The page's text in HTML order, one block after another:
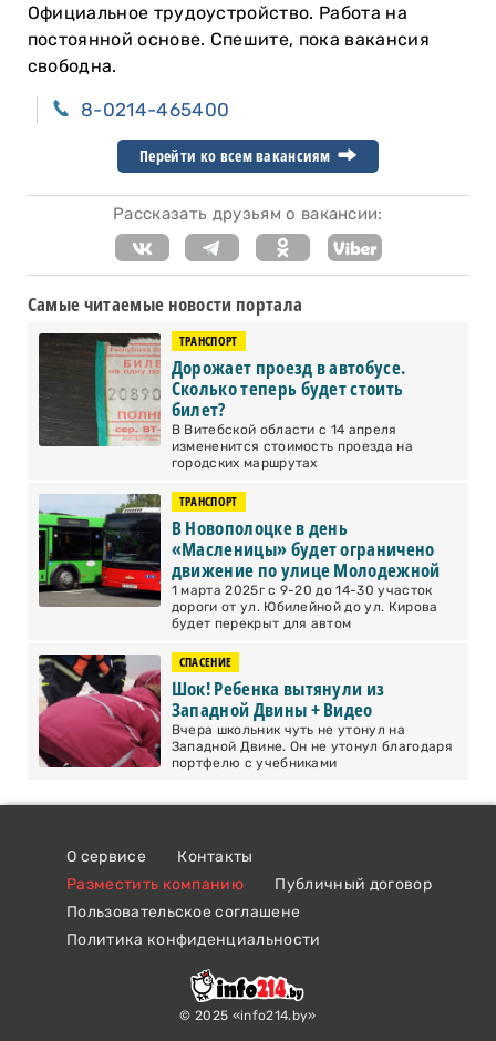
Официальное трудоустройство. Работа на
постоянной основе. Спешите, пока вакансия
свободна.
8-0214-465400
Перейти ко всем вакансиям
Рассказать друзьям о вакансии:
Самые читаемые новости портала
ТРАНСПОРТ
Дорожает проезд в автобусе.
Сколько теперь будет стоить
билет?
В Витебской области с 14 апреля
измененится стоимость проезда на
городских маршрутах
ТРАНСПОРТ
В Новополоцке в день
«Масленицы» будет ограничено
движение по улице Молодежной
1 марта 2025г с 9-20 до 14-30 участок
дороги от ул. Юбилейной до ул. Кирова
будет перекрыт для автом
СПАСЕНИЕ
Шок! Ребенка вытянули из
Западной Двины + Видео
Вчера школьник чуть не утонул на
Западной Двине. Он не утонул благодаря
портфелю с учебниками
О сервисе
Контакты
Разместить компанию
Публичный договор
Пользовательское соглашене
Политика конфиденциальности
© 2025 «info214.by»